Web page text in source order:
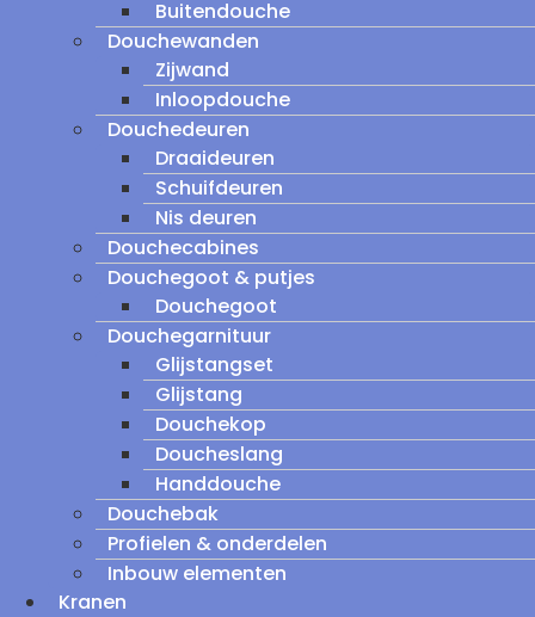
Buitendouche
Douchewanden
Zijwand
Inloopdouche
Douchedeuren
Draaideuren
Schuifdeuren
Nis deuren
Douchecabines
Douchegoot & putjes
Douchegoot
Douchegarnituur
Glijstangset
Glijstang
Douchekop
Doucheslang
Handdouche
Douchebak
Profielen & onderdelen
Inbouw elementen
Kranen